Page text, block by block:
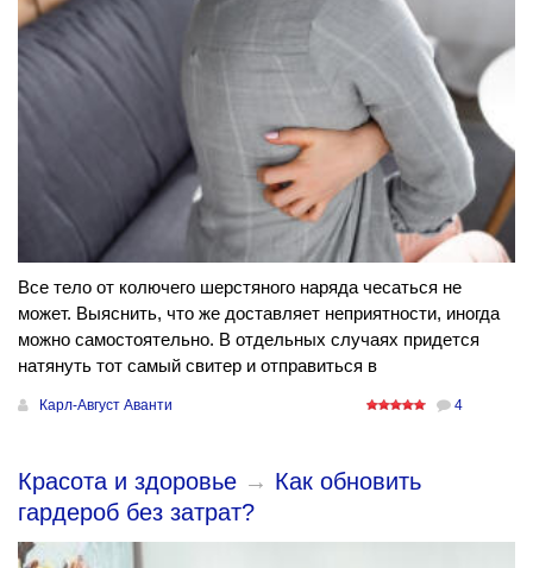
Все тело от колючего шерстяного наряда чесаться не
может. Выяснить, что же доставляет неприятности, иногда
можно самостоятельно. В отдельных случаях придется
натянуть тот самый свитер и отправиться в
Карл-Август Аванти 4
Красота и здоровье → Как обновить
гардероб без затрат?